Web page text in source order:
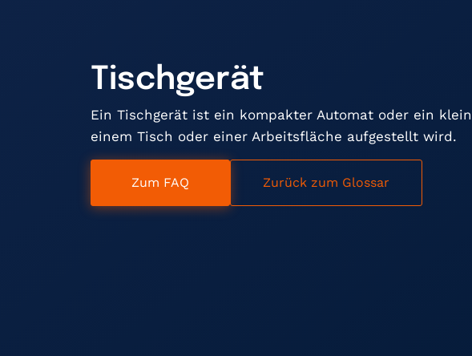
Tischgerät
Ein Tischgerät ist ein kompakter Automat oder ein
einem Tisch oder einer Arbeitsfläche aufgestellt wird.
Zum FAQ Zurück zum Glossar